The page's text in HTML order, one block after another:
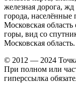
железная дорога,
города, населённые
Московская область
горы, вид со
Московская
© 2012 — 2024
При полном или
гиперссылка